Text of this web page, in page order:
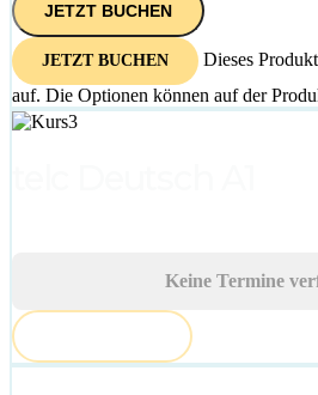
JETZT BUCHEN
JETZT BUCHEN
Dieses
auf. Die Optionen können auf der
Keine Termine